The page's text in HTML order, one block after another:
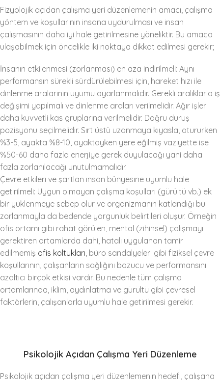
Fizyolojik açıdan çalışma yeri düzenlemenin amacı, çalışma
yöntem ve koşullarının insana uydurulması ve insan
çalışmasının daha iyi hale getirilmesine yöneliktir. Bu amaca
ulaşabilmek için öncelikle iki noktaya dikkat edilmesi gerekir;
İnsanın etkilenmesi (zorlanması) en aza indirilmeli: Aynı
performansın sürekli sürdürülebilmesi için, hareket hızı ile
dinlenme aralarının uyumu ayarlanmalıdır. Gerekli aralıklarla iş
değişimi yapılmalı ve dinlenme araları verilmelidir. Ağır işler
daha kuvvetli kas gruplarına verilmelidir. Doğru duruş
pozisyonu seçilmelidir. Sırt üstü uzanmaya kıyasla, otururken
%3-5, ayakta %8-10, ayaktayken yere eğilmiş vaziyette ise
%50-60 daha fazla enerjiye gerek duyulacağı yani daha
fazla zorlanılacağı unutulmamalıdır.
Çevre etkileri ve şartlan insan bünyesine uyumlu hale
getirilmeli: Uygun olmayan çalışma koşulları (gürültü vb.) ek
bir yüklenmeye sebep olur ve organizmanın katlandığı bu
zorlanmayla da bedende yorgunluk belirtileri oluşur. Örneğin
ofis ortamı gibi rahat görülen, mental (zihinsel) çalışmayı
gerektiren ortamlarda dahi, hatalı uygulanan tamir
edilmemiş ofis koltukları, büro sandalyeleri gibi fiziksel çevre
koşullarının, çalışanların sağlığını bozucu ve performansını
azaltıcı birçok etkisi vardır. Bu nedenle tüm çalışma
ortamlarında, iklim, aydınlatma ve gürültü gibi çevresel
faktörlerin, çalışanlarla uyumlu hale getirilmesi gerekir.
Psikolojik Açıdan Çalışma Yeri Düzenleme
Psikolojik açıdan çalışma yeri düzenlemenin hedefi, çalışana